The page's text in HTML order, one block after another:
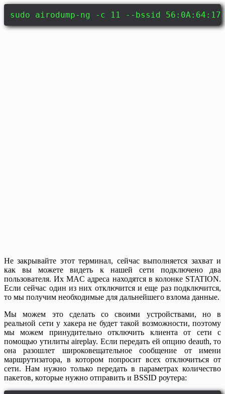
sudo airodump-ng -c 11 --bssid
Не закрывайте этот терминал, сейчас выполняется захват и
как вы можете видеть к нашей сети подключено два
пользователя. Их MAC адреса находятся в колонке STATION.
Если сейчас один из них отключится и еще раз подключится,
то мы получим необходимые для дальнейшего взлома данные.
Мы можем это сделать со своими устройствами, но в
реальной сети у хакера не будет такой возможности, поэтому
мы можем принудительно отключить клиента от сети с
помощью утилиты aireplay. Если передать ей опцию deauth, то
она разошлет широковещательное сообщение от имени
маршрутизатора, в котором попросит всех отключиться от
сети. Нам нужно только передать в параметрах количество
пакетов, которые нужно отправить и BSSID роутера: